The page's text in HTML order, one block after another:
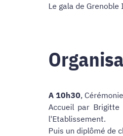
Le gala de
A 10h30,
Accueil par
l'Etablissement.
Puis un diplômé de